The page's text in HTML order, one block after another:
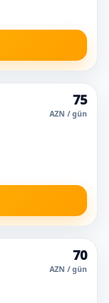
75
AZN / gün
70
AZN / gün